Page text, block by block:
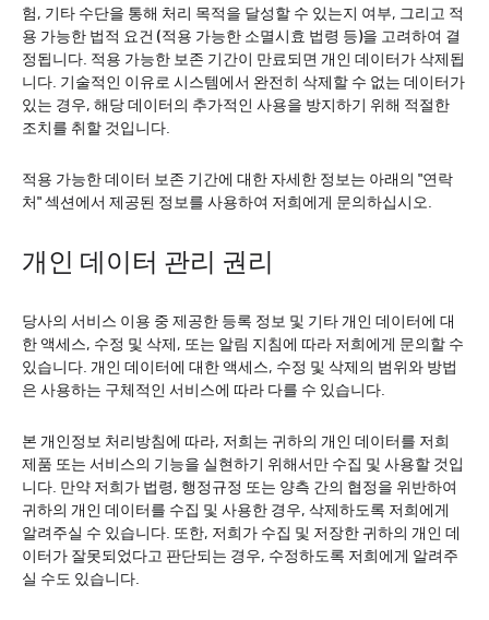
험, 기타 수단을 통해 처리 목적을 달성할 수 있는지 여부, 그리고 적
용 가능한 법적 요건 (적용 가능한 소멸시효 법령 등)을 고려하여 결
정됩니다. 적용 가능한 보존 기간이 만료되면 개인 데이터가 삭제됩
니다. 기술적인 이유로 시스템에서 완전히 삭제할 수 없는 데이터가
있는 경우, 해당 데이터의 추가적인 사용을 방지하기 위해 적절한
조치를 취할 것입니다.
적용 가능한 데이터 보존 기간에 대한 자세한 정보는 아래의 "연락
처" 섹션에서 제공된 정보를 사용하여 저희에게 문의하십시오.
개인 데이터 관리 권리
당사의 서비스 이용 중 제공한 등록 정보 및 기타 개인 데이터에 대
한 액세스, 수정 및 삭제, 또는 알림 지침에 따라 저희에게 문의할 수
있습니다. 개인 데이터에 대한 액세스, 수정 및 삭제의 범위와 방법
은 사용하는 구체적인 서비스에 따라 다를 수 있습니다.
본 개인정보 처리방침에 따라, 저희는 귀하의 개인 데이터를 저희
제품 또는 서비스의 기능을 실현하기 위해서만 수집 및 사용할 것입
니다. 만약 저희가 법령, 행정규정 또는 양측 간의 협정을 위반하여
귀하의 개인 데이터를 수집 및 사용한 경우, 삭제하도록 저희에게
알려주실 수 있습니다. 또한, 저희가 수집 및 저장한 귀하의 개인 데
이터가 잘못되었다고 판단되는 경우, 수정하도록 저희에게 알려주
실 수도 있습니다.